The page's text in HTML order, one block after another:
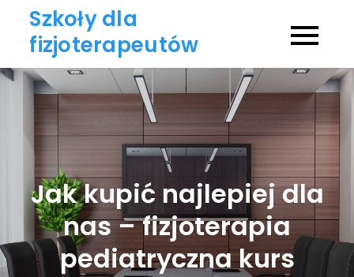
content
Szkoły dla
fizjoterapeutów
Jak kupić najlepiej dla
nas – fizjoterapia
pediatryczna kurs